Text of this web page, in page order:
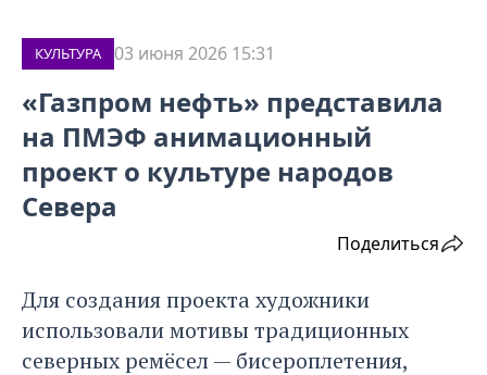
КУЛЬТУРА 03 июня 2026 15:31
«Газпром нефть» представила
на ПМЭФ анимационный
проект о культуре народов
Севера
Поделиться
Для создания проекта художники
использовали мотивы традиционных
северных ремёсел — бисероплетения,